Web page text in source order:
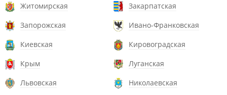
Житомирская
Закарпатская
Запорожская
Ивано-Франковская
Киевская
Кировоградская
Крым
Луганская
Львовская
Николаевская